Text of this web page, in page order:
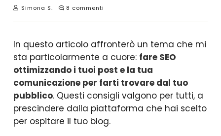
Simona S. 8 commenti
In questo articolo affronterò un tema che mi
sta particolarmente a cuore: fare SEO
ottimizzando i tuoi post e la tua
comunicazione per farti trovare dal tuo
pubblico. Questi consigli valgono per tutti, a
prescindere dalla piattaforma che hai scelto
per ospitare il tuo blog.